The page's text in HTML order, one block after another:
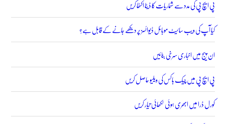
پی ایچ پی کی مدد سے شماریات کا ڈیٹا اکٹھا کریں
کیا آپ کی ویب سائیٹ موبائل ڈیوائسز پر دیکھے جانے کے قابل ہے؟
ان پیج میں اخباری سرخی بنائیں
پی ایچ پی میں چیک باکس کی ویلیو حاصل کریں
کورل ڈرا میں ابھری ہوئی لکھائی تیار کریں